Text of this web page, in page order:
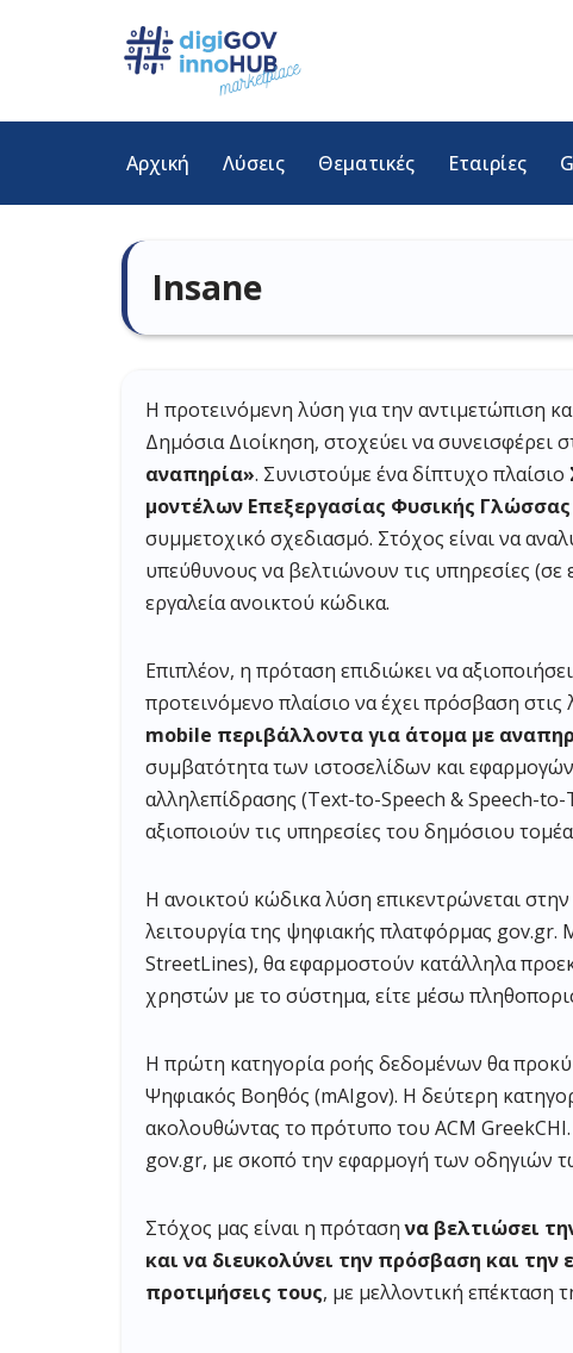
Μεταπηδήστε
περιεχόμενο
Αρχική
Λύσεις Θεματικές Εταιρίες
Insane
Η προτεινόμενη λύση για την αντιμετώπιση
Δημόσια Διοίκηση, στοχεύει να συνεισφέρει
αναπηρία». Συνιστούμε ένα δίπτυχο πλαίσιο
μοντέλων Επεξεργασίας Φυσικής
συμμετοχικό σχεδιασμό. Στόχος είναι να
υπεύθυνους να βελτιώνουν τις υπηρεσίες (σε
εργαλεία ανοικτού κώδικα.
Επιπλέον, η πρόταση επιδιώκει να
προτεινόμενο πλαίσιο να έχει πρόσβαση στις
mobile περιβάλλοντα για άτομα με
συμβατότητα των ιστοσελίδων και
αλληλεπίδρασης (Text-to-Speech & Speech-
αξιοποιούν τις υπηρεσίες του δημόσιου
Η ανοικτού κώδικα λύση επικεντρώνεται
λειτουργία της ψηφιακής πλατφόρμας gov.gr.
StreetLines), θα εφαρμοστούν κατάλληλα
χρηστών με το σύστημα, είτε μέσω
Η πρώτη κατηγορία ροής δεδομένων θα
Ψηφιακός Βοηθός (mAIgov). Η δεύτερη
ακολουθώντας το πρότυπο του ACM
gov.gr, με σκοπό την εφαρμογή των οδηγιών
Στόχος μας είναι η πρότασηνα βελτιώσει
και να διευκολύνει την πρόσβαση και
προτιμήσεις τους, με μελλοντική επέκταση